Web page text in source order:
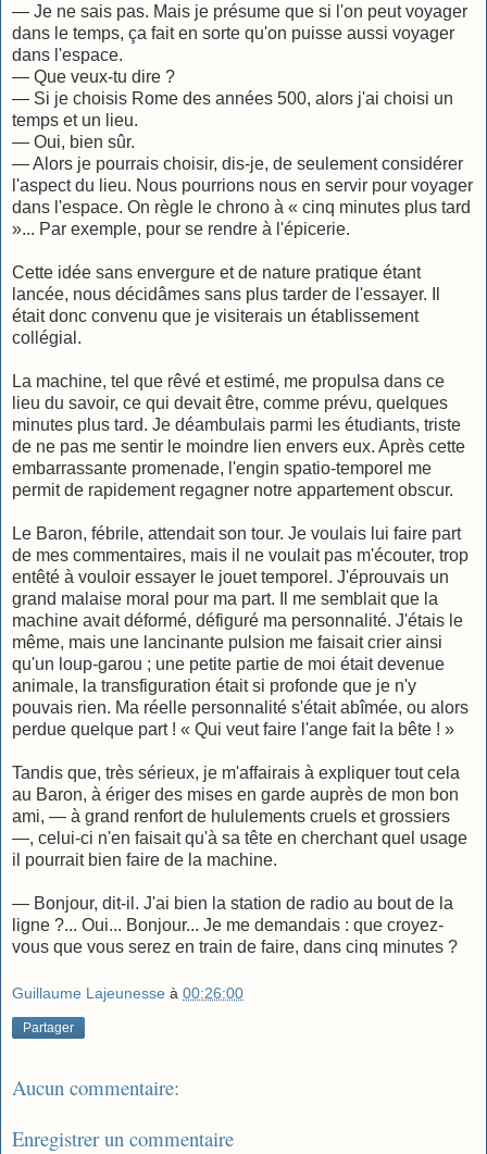
— Je ne sais pas. Mais je présume que si l'on peut voyager
dans le temps, ça fait en sorte qu'on puisse aussi voyager
dans l'espace.
— Que veux-tu dire ?
— Si je choisis Rome des années 500, alors j'ai choisi un
temps et un lieu.
— Oui, bien sûr.
— Alors je pourrais choisir, dis-je, de seulement considérer
l'aspect du lieu. Nous pourrions nous en servir pour voyager
dans l'espace. On règle le chrono à « cinq minutes plus tard
»... Par exemple, pour se rendre à l'épicerie.
Cette idée sans envergure et de nature pratique étant
lancée, nous décidâmes sans plus tarder de l'essayer. Il
était donc convenu que je visiterais un établissement
collégial.
La machine, tel que rêvé et estimé, me propulsa dans ce
lieu du savoir, ce qui devait être, comme prévu, quelques
minutes plus tard. Je déambulais parmi les étudiants, triste
de ne pas me sentir le moindre lien envers eux. Après cette
embarrassante promenade, l'engin spatio-temporel me
permit de rapidement regagner notre appartement obscur.
Le Baron, fébrile, attendait son tour. Je voulais lui faire part
de mes commentaires, mais il ne voulait pas m'écouter, trop
entêté à vouloir essayer le jouet temporel. J'éprouvais un
grand malaise moral pour ma part. Il me semblait que la
machine avait déformé, défiguré ma personnalité. J'étais le
même, mais une lancinante pulsion me faisait crier ainsi
qu'un loup-garou ; une petite partie de moi était devenue
animale, la transfiguration était si profonde que je n'y
pouvais rien. Ma réelle personnalité s'était abîmée, ou alors
perdue quelque part ! « Qui veut faire l'ange fait la bête ! »
Tandis que, très sérieux, je m'affairais à expliquer tout cela
au Baron, à ériger des mises en garde auprès de mon bon
ami, — à grand renfort de hululements cruels et grossiers
—, celui-ci n'en faisait qu'à sa tête en cherchant quel usage
il pourrait bien faire de la machine.
— Bonjour, dit-il. J'ai bien la station de radio au bout de la
ligne ?... Oui... Bonjour... Je me demandais : que croyez-
vous que vous serez en train de faire, dans cinq minutes ?
Guillaume Lajeunesse à 00:26:00
Partager
Aucun commentaire:
Enregistrer un commentaire